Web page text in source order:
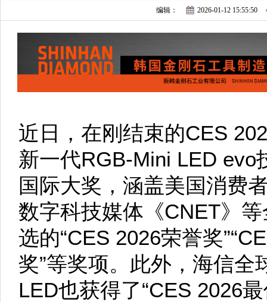
编辑： 2026-01-12 15:55:50
近日，在刚结束的CES
新一代RGB-Mini LED evo
国际大奖，涵盖美国消费
数字科技媒体《CNET》
选的“CES 2026荣誉奖
奖”等奖项。此外，海信全
LED也获得了“CES 2026